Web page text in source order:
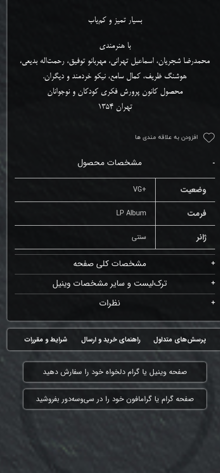
بسیار تمیز و کم‌یاب
با هنرمندی
محمدرضا شجریان، اسماعیل تهرانی، مهربانو توفیق، رحمت‌اله بدیعی،
هوشنگ ظریف، کمال سامع، نیکو خردمند و دیگران.
محصول کانون پرورش فکری کودکان و نوجوانان
تهران 1354
افزودن به علاقه مندی ها
مشخصات محصول
وضعیت +VG
فرمت LP Album
ژانر سنتی
مشخصات کلی صفحه
ترک‌لیست و سایر مشخصات وینیل
نظرات
شرایط و مقررات راهنمای خرید و ارسال پرسش‌های متداول
​صفحه وینیل یا گرام دلخواه خود را سفارش دهید
​صفحه گرام یا گرامافون خود را در سی‌وسه‌دور بفروشید